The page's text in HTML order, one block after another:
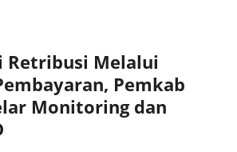
Retribusi Melalui
Pemkab
Monitoring dan